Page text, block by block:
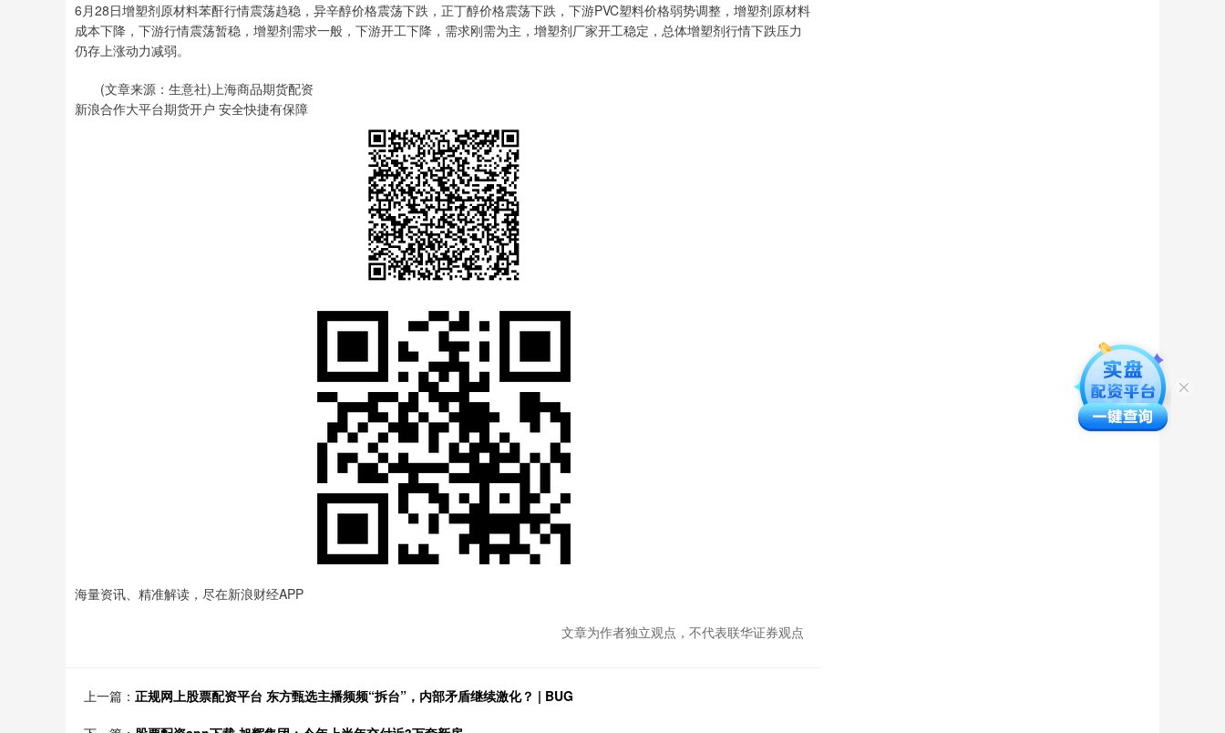
6月28日增塑剂原材料苯酐行情震荡趋稳，异辛醇价格震荡下跌，正丁醇价格震荡下跌，下游PVC塑料价格弱势调整，增塑剂原材料
成本下降，下游行情震荡暂稳，增塑剂需求一般，下游开工下降，需求刚需为主，增塑剂厂家开工稳定，总体增塑剂行情下跌压力
仍存上涨动力减弱。
(文章来源：生意社)上海商品期货配资
新浪合作大平台期货开户 安全快捷有保障
海量资讯、精准解读，尽在新浪财经APP
文章为作者独立观点，不代表联华证券观点
上一篇： 正规网上股票配资平台 东方甄选主播频频“拆台”，内部矛盾继续激化？ | BUG